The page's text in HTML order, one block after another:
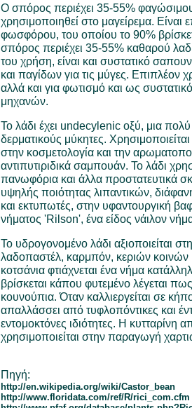
Ο σπόρος περιέχει 35-55%
χρησιμοποιηθεί στο μαγείρεμα. Είναι
φωσφόρου, του οποίου το 90%
σπόρος περιέχει 35-55% καθαρού
του χρήση, είναι και συστατικό
και παγίδων για τις μύγες. Επιπλέον
αλλά και για φωτισμό και ως
μηχανών.
Το λάδι έχει undecylenic οξύ, μια
δερματικούς μύκητες.
στην κοσμετολογία και την
αντιπυτιριδικά σαμπουάν. Το λάδι
πανωφόρια και άλλα προστατευτικά
υψηλής ποιότητας λιπαντικών,
και εκτυπωτές, στην υφαντουργική
νήματος 'Rilson', ένα είδος νάιλον
Το υδρογονομένο λάδι αξιοποιείται
λαδοπαστέλ, καρμπόν, κεριών κοινών
κοτσάνια φτιάχνεται ένα νήμα
βρίσκεται κάπου φυτεμένο λέγεται
κουνούπια. Όταν καλλιεργείται σε
απαλλάσσει από τυφλοπόντικες και
εντομοκτόνες ιδιότητες. Η κυτταρίνη
χρησιμοποιείται στην παραγωγή
Πηγή:
http://en.wikipedia.org/wiki/Castor_bean
http://www.floridata.com/ref/R/rici_com.cfm